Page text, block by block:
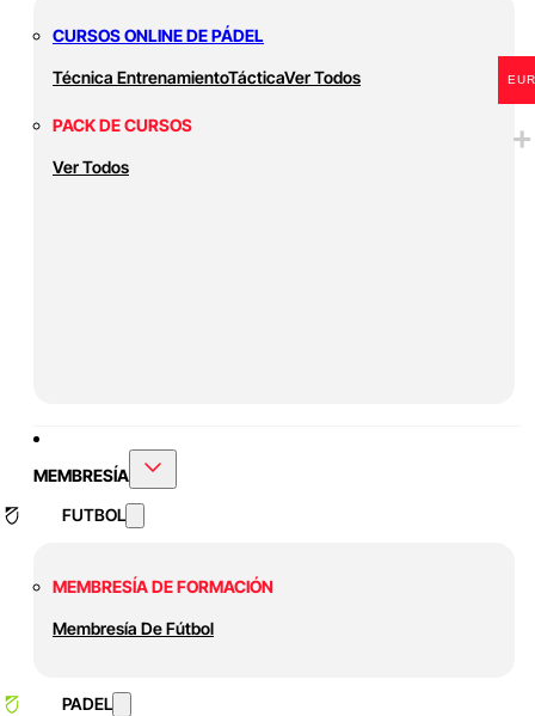
CURSOS ONLINE DE PÁDEL
Técnica EntrenamientoTácticaVer Todos
PACK DE CURSOS
Ver Todos
MEMBRESÍA
FUTBOL
MEMBRESÍA DE FORMACIÓN
Membresía De Fútbol
PADEL
EUR